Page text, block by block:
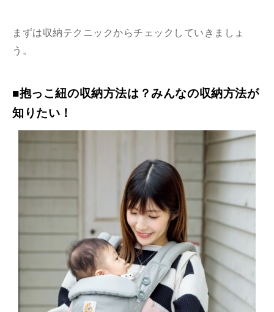
まずは収納テクニックからチェックしていきましょ
う。
■抱っこ紐の収納方法は？みんなの収納方法が
知りたい！